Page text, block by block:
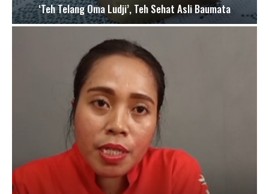
‘Teh Telang Oma Ludji’, Teh Sehat Asli Baumata